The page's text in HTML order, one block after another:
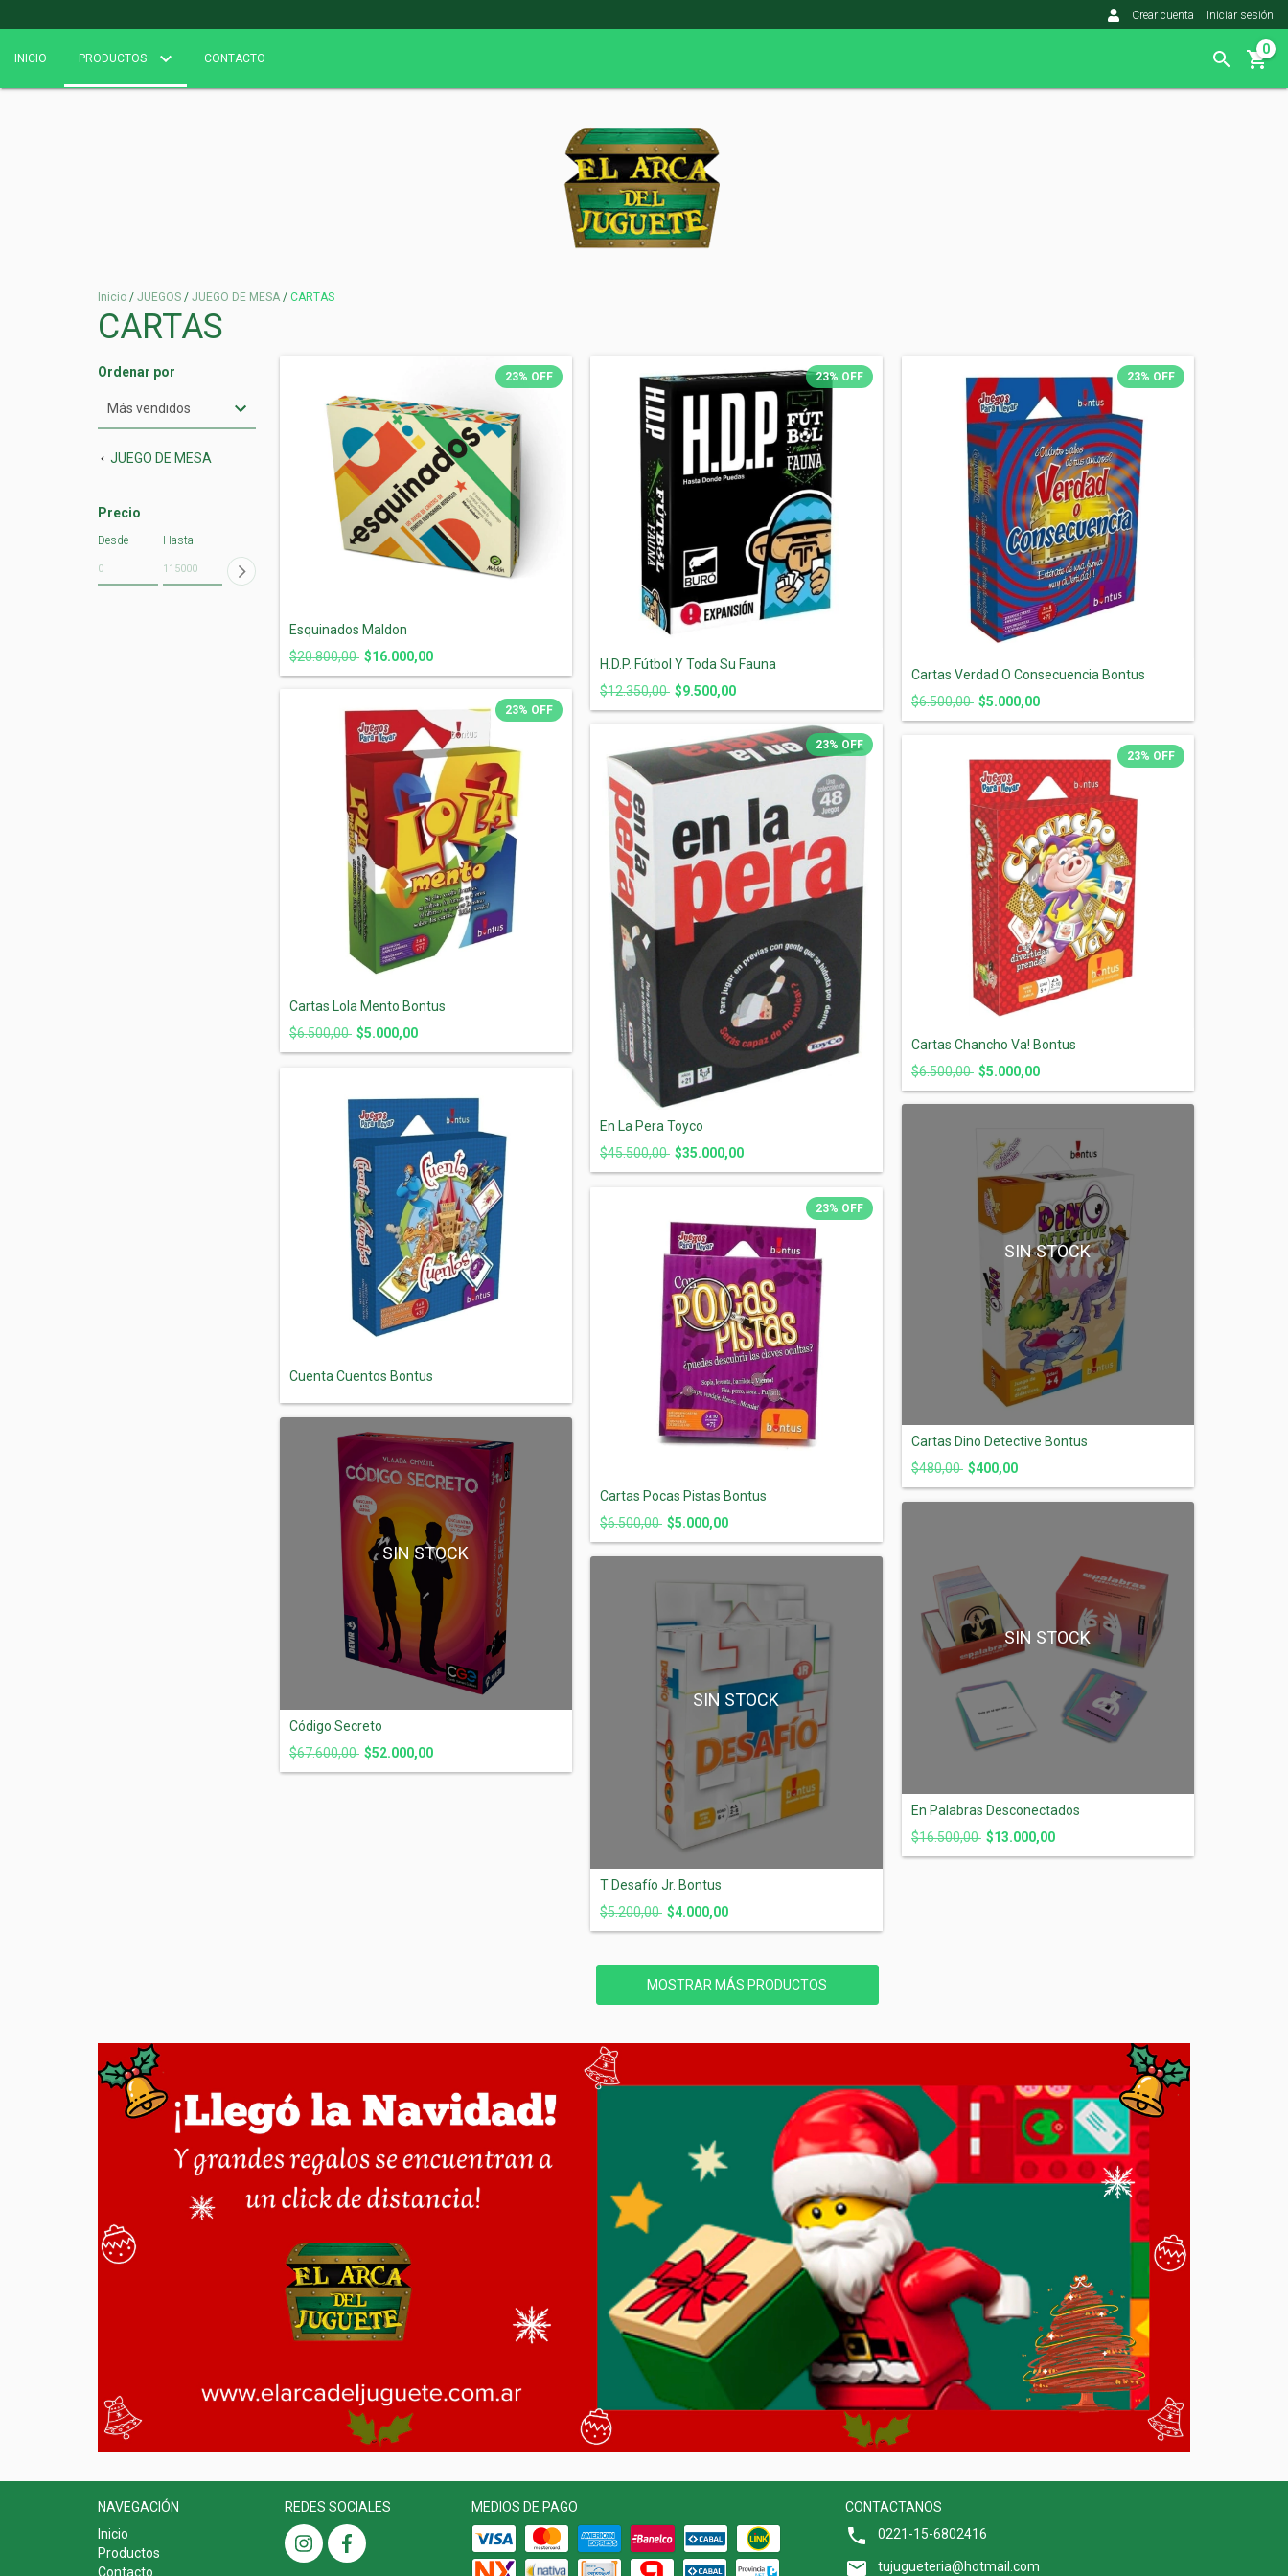
Crear cuenta Iniciar sesión
INICIO PRODUCTOS CONTACTO
0
Inicio / JUEGOS / JUEGO DE MESA / CARTAS
CARTAS
Ordenar por
JUEGO DE MESA
Precio
Desde Hasta
23% OFF
Esquinados Maldon
$20.800,00 $16.000,00
23% OFF
H.D.P. Fútbol Y Toda Su Fauna
$12.350,00 $9.500,00
23% OFF
Cartas Verdad O Consecuencia Bontus
$6.500,00 $5.000,00
23% OFF
Cartas Lola Mento Bontus
$6.500,00 $5.000,00
23% OFF
En La Pera Toyco
$45.500,00 $35.000,00
23% OFF
Cartas Chancho Va! Bontus
$6.500,00 $5.000,00
Cuenta Cuentos Bontus
23% OFF
Cartas Pocas Pistas Bontus
$6.500,00 $5.000,00
SIN STOCK
Cartas Dino Detective Bontus
$480,00 $400,00
SIN STOCK
Código Secreto
$67.600,00 $52.000,00
SIN STOCK
T Desafío Jr. Bontus
$5.200,00 $4.000,00
SIN STOCK
En Palabras Desconectados
$16.500,00 $13.000,00
MOSTRAR MÁS PRODUCTOS
NAVEGACIÓN
Inicio
Productos
Contacto
REDES SOCIALES MEDIOS DE PAGO
CONTACTANOS
0221-15-6802416
tujugueteria@hotmail.com